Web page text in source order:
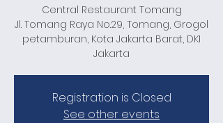
Central Restaurant Tomang
Jl. Tomang Raya No.29, Tomang, Grogol
petamburan, Kota Jakarta Barat, DKI
Jakarta
Registration is Closed
See other events